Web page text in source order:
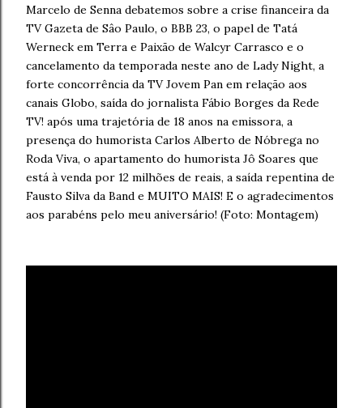
Marcelo de Senna debatemos sobre a crise financeira da
TV Gazeta de Sâo Paulo, o BBB 23, o papel de Tatá
Werneck em Terra e Paixão de Walcyr Carrasco e o
cancelamento da temporada neste ano de Lady Night, a
forte concorrência da TV Jovem Pan em relação aos
canais Globo, saída do jornalista Fábio Borges da Rede
TV! após uma trajetória de 18 anos na emissora, a
presença do humorista Carlos Alberto de Nóbrega no
Roda Viva, o apartamento do humorista Jô Soares que
está à venda por 12 milhões de reais, a saída repentina de
Fausto Silva da Band e MUITO MAIS! E o agradecimentos
aos parabéns pelo meu aniversário! (Foto: Montagem)